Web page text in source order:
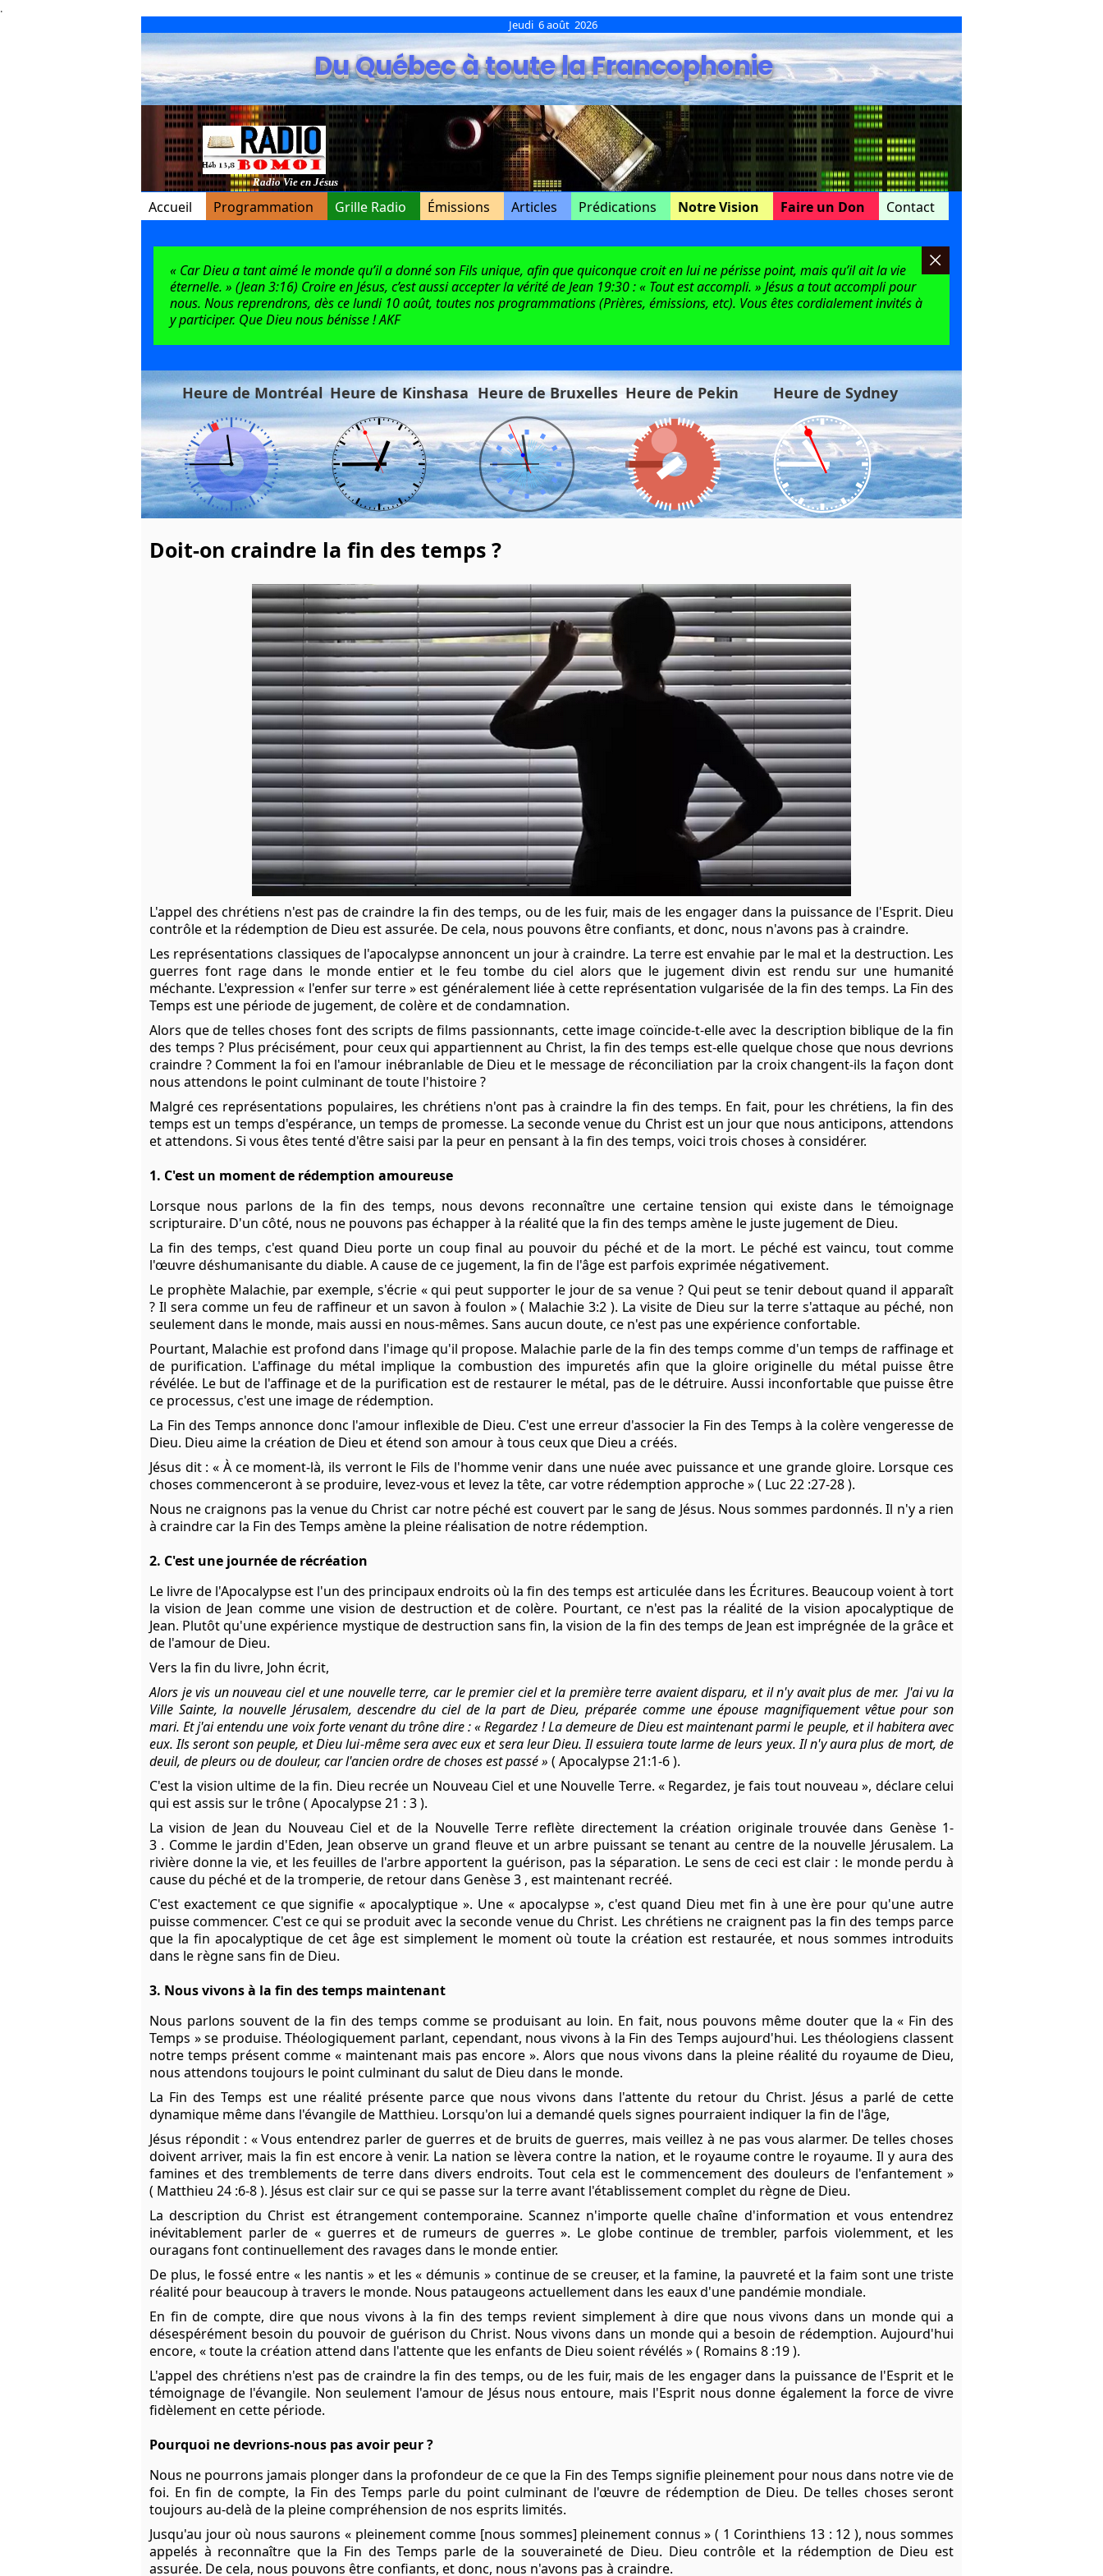
.
Jeudi 6 août 2026
Du Québec à toute la Francophonie
Radio Vie en Jésus
Accueil Programmation Grille Radio Émissions Articles Prédications Notre Vision Faire un Don Contact
« Car Dieu a tant aimé le monde qu’il a donné son Fils unique, afin que quiconque croit en lui ne périsse point, mais qu’il ait la vie
éternelle. » (Jean 3:16) Croire en Jésus, c’est aussi accepter la vérité de Jean 19:30 : « Tout est accompli. » Jésus a tout accompli pour
nous. Nous reprendrons, dès ce lundi 10 août, toutes nos programmations (Prières, émissions, etc). Vous êtes cordialement invités à
y participer. Que Dieu nous bénisse ! AKF
Heure de Montréal Heure de Kinshasa Heure de Bruxelles Heure de Pekin Heure de Sydney
Doit-on craindre la fin des temps ?
L'appel des chrétiens n'est pas de craindre la fin des temps, ou de les fuir, mais de les engager dans la puissance de l'Esprit. Dieu
contrôle et la rédemption de Dieu est assurée. De cela, nous pouvons être confiants, et donc, nous n'avons pas à craindre.
Les représentations classiques de l'apocalypse annoncent un jour à craindre. La terre est envahie par le mal et la destruction. Les
guerres font rage dans le monde entier et le feu tombe du ciel alors que le jugement divin est rendu sur une humanité
méchante. L'expression « l'enfer sur terre » est généralement liée à cette représentation vulgarisée de la fin des temps. La Fin des
Temps est une période de jugement, de colère et de condamnation.
Alors que de telles choses font des scripts de films passionnants, cette image coïncide-t-elle avec la description biblique de la fin
des temps ? Plus précisément, pour ceux qui appartiennent au Christ, la fin des temps est-elle quelque chose que nous devrions
craindre ? Comment la foi en l'amour inébranlable de Dieu et le message de réconciliation par la croix changent-ils la façon dont
nous attendons le point culminant de toute l'histoire ?
Malgré ces représentations populaires, les chrétiens n'ont pas à craindre la fin des temps. En fait, pour les chrétiens, la fin des
temps est un temps d'espérance, un temps de promesse. La seconde venue du Christ est un jour que nous anticipons, attendons
et attendons. Si vous êtes tenté d'être saisi par la peur en pensant à la fin des temps, voici trois choses à considérer.
1. C'est un moment de rédemption amoureuse
Lorsque nous parlons de la fin des temps, nous devons reconnaître une certaine tension qui existe dans le témoignage
scripturaire. D'un côté, nous ne pouvons pas échapper à la réalité que la fin des temps amène le juste jugement de Dieu.
La fin des temps, c'est quand Dieu porte un coup final au pouvoir du péché et de la mort. Le péché est vaincu, tout comme
l'œuvre déshumanisante du diable. A cause de ce jugement, la fin de l'âge est parfois exprimée négativement.
Le prophète Malachie, par exemple, s'écrie « qui peut supporter le jour de sa venue ? Qui peut se tenir debout quand il apparaît
? Il sera comme un feu de raffineur et un savon à foulon » ( Malachie 3:2 ). La visite de Dieu sur la terre s'attaque au péché, non
seulement dans le monde, mais aussi en nous-mêmes. Sans aucun doute, ce n'est pas une expérience confortable.
Pourtant, Malachie est profond dans l'image qu'il propose. Malachie parle de la fin des temps comme d'un temps de raffinage et
de purification. L'affinage du métal implique la combustion des impuretés afin que la gloire originelle du métal puisse être
révélée. Le but de l'affinage et de la purification est de restaurer le métal, pas de le détruire. Aussi inconfortable que puisse être
ce processus, c'est une image de rédemption.
La Fin des Temps annonce donc l'amour inflexible de Dieu. C'est une erreur d'associer la Fin des Temps à la colère vengeresse de
Dieu. Dieu aime la création de Dieu et étend son amour à tous ceux que Dieu a créés.
Jésus dit : « À ce moment-là, ils verront le Fils de l'homme venir dans une nuée avec puissance et une grande gloire. Lorsque ces
choses commenceront à se produire, levez-vous et levez la tête, car votre rédemption approche » ( Luc 22 :27-28 ).
Nous ne craignons pas la venue du Christ car notre péché est couvert par le sang de Jésus. Nous sommes pardonnés. Il n'y a rien
à craindre car la Fin des Temps amène la pleine réalisation de notre rédemption.
2. C'est une journée de récréation
Le livre de l'Apocalypse est l'un des principaux endroits où la fin des temps est articulée dans les Écritures. Beaucoup voient à tort
la vision de Jean comme une vision de destruction et de colère. Pourtant, ce n'est pas la réalité de la vision apocalyptique de
Jean. Plutôt qu'une expérience mystique de destruction sans fin, la vision de la fin des temps de Jean est imprégnée de la grâce et
de l'amour de Dieu.
Vers la fin du livre, John écrit,
Alors je vis un nouveau ciel et une nouvelle terre, car le premier ciel et la première terre avaient disparu, et il n'y avait plus de mer. J'ai vu la
Ville Sainte, la nouvelle Jérusalem, descendre du ciel de la part de Dieu, préparée comme une épouse magnifiquement vêtue pour son
mari. Et j'ai entendu une voix forte venant du trône dire : « Regardez ! La demeure de Dieu est maintenant parmi le peuple, et il habitera avec
eux. Ils seront son peuple, et Dieu lui-même sera avec eux et sera leur Dieu. Il essuiera toute larme de leurs yeux. Il n'y aura plus de mort, de
deuil, de pleurs ou de douleur, car l'ancien ordre de choses est passé » ( Apocalypse 21:1-6 ).
C'est la vision ultime de la fin. Dieu recrée un Nouveau Ciel et une Nouvelle Terre. « Regardez, je fais tout nouveau », déclare celui
qui est assis sur le trône ( Apocalypse 21 : 3 ).
La vision de Jean du Nouveau Ciel et de la Nouvelle Terre reflète directement la création originale trouvée dans Genèse 1-
3 . Comme le jardin d'Eden, Jean observe un grand fleuve et un arbre puissant se tenant au centre de la nouvelle Jérusalem. La
rivière donne la vie, et les feuilles de l'arbre apportent la guérison, pas la séparation. Le sens de ceci est clair : le monde perdu à
cause du péché et de la tromperie, de retour dans Genèse 3 , est maintenant recréé.
C'est exactement ce que signifie « apocalyptique ». Une « apocalypse », c'est quand Dieu met fin à une ère pour qu'une autre
puisse commencer. C'est ce qui se produit avec la seconde venue du Christ. Les chrétiens ne craignent pas la fin des temps parce
que la fin apocalyptique de cet âge est simplement le moment où toute la création est restaurée, et nous sommes introduits
dans le règne sans fin de Dieu.
3. Nous vivons à la fin des temps maintenant
Nous parlons souvent de la fin des temps comme se produisant au loin. En fait, nous pouvons même douter que la « Fin des
Temps » se produise. Théologiquement parlant, cependant, nous vivons à la Fin des Temps aujourd'hui. Les théologiens classent
notre temps présent comme « maintenant mais pas encore ». Alors que nous vivons dans la pleine réalité du royaume de Dieu,
nous attendons toujours le point culminant du salut de Dieu dans le monde.
La Fin des Temps est une réalité présente parce que nous vivons dans l'attente du retour du Christ. Jésus a parlé de cette
dynamique même dans l'évangile de Matthieu. Lorsqu'on lui a demandé quels signes pourraient indiquer la fin de l'âge,
Jésus répondit : « Vous entendrez parler de guerres et de bruits de guerres, mais veillez à ne pas vous alarmer. De telles choses
doivent arriver, mais la fin est encore à venir. La nation se lèvera contre la nation, et le royaume contre le royaume. Il y aura des
famines et des tremblements de terre dans divers endroits. Tout cela est le commencement des douleurs de l'enfantement »
( Matthieu 24 :6-8 ). Jésus est clair sur ce qui se passe sur la terre avant l'établissement complet du règne de Dieu.
La description du Christ est étrangement contemporaine. Scannez n'importe quelle chaîne d'information et vous entendrez
inévitablement parler de « guerres et de rumeurs de guerres ». Le globe continue de trembler, parfois violemment, et les
ouragans font continuellement des ravages dans le monde entier.
De plus, le fossé entre « les nantis » et les « démunis » continue de se creuser, et la famine, la pauvreté et la faim sont une triste
réalité pour beaucoup à travers le monde. Nous pataugeons actuellement dans les eaux d'une pandémie mondiale.
En fin de compte, dire que nous vivons à la fin des temps revient simplement à dire que nous vivons dans un monde qui a
désespérément besoin du pouvoir de guérison du Christ. Nous vivons dans un monde qui a besoin de rédemption. Aujourd'hui
encore, « toute la création attend dans l'attente que les enfants de Dieu soient révélés » ( Romains 8 :19 ).
L'appel des chrétiens n'est pas de craindre la fin des temps, ou de les fuir, mais de les engager dans la puissance de l'Esprit et le
témoignage de l'évangile. Non seulement l'amour de Jésus nous entoure, mais l'Esprit nous donne également la force de vivre
fidèlement en cette période.
Pourquoi ne devrions-nous pas avoir peur ?
Nous ne pourrons jamais plonger dans la profondeur de ce que la Fin des Temps signifie pleinement pour nous dans notre vie de
foi. En fin de compte, la Fin des Temps parle du point culminant de l'œuvre de rédemption de Dieu. De telles choses seront
toujours au-delà de la pleine compréhension de nos esprits limités.
Jusqu'au jour où nous saurons « pleinement comme [nous sommes] pleinement connus » ( 1 Corinthiens 13 : 12 ), nous sommes
appelés à reconnaître que la Fin des Temps parle de la souveraineté de Dieu. Dieu contrôle et la rédemption de Dieu est
assurée. De cela, nous pouvons être confiants, et donc, nous n'avons pas à craindre.